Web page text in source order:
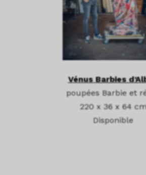
Vénus Barbies
poupées Barbie et
220 x 36 x 64
Disponible